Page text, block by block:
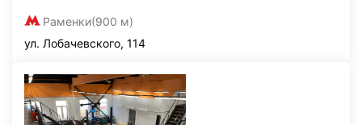
Раменки(900 м)
ул. Лобачевского, 114